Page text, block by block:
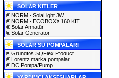
SOLAR KITLER
NORM - SolaLight 3W
NORM - ECOBOXX 160 KIT
Solar Armatür
Solar Generator
SOLAR SU POMPALARI
Grundfos SQFlex Product
Lorentz marka pompalar
DC Pompa/Pump